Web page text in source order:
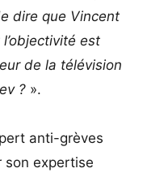
dire que Vincent
est
de la télévision
? ».
anti-grèves
son expertise